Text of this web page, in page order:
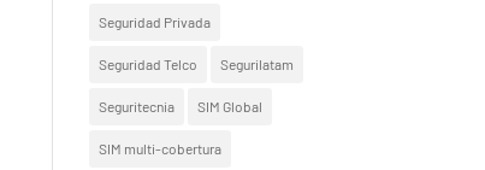
Seguridad Privada
Seguridad Telco Segurilatam
Seguritecnia SIM Global
SIM multi-cobertura